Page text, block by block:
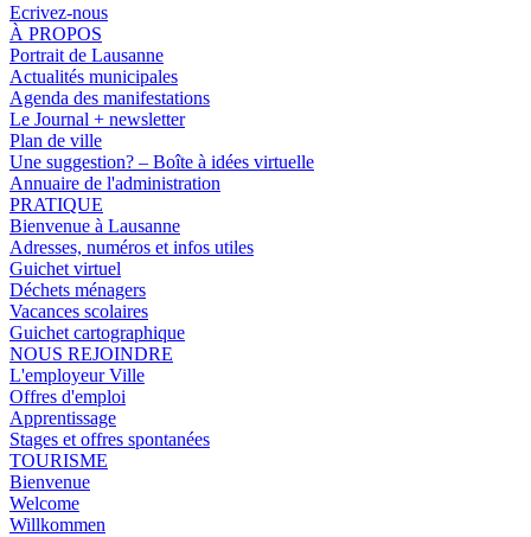
Ecrivez-nous
À PROPOS
Portrait de Lausanne
Actualités municipales
Agenda des manifestations
Le Journal + newsletter
Plan de ville
Une suggestion? – Boîte à idées virtuelle
Annuaire de l'administration
PRATIQUE
Bienvenue à Lausanne
Adresses, numéros et infos utiles
Guichet virtuel
Déchets ménagers
Vacances scolaires
Guichet cartographique
NOUS REJOINDRE
L'employeur Ville
Offres d'emploi
Apprentissage
Stages et offres spontanées
TOURISME
Bienvenue
Welcome
Willkommen